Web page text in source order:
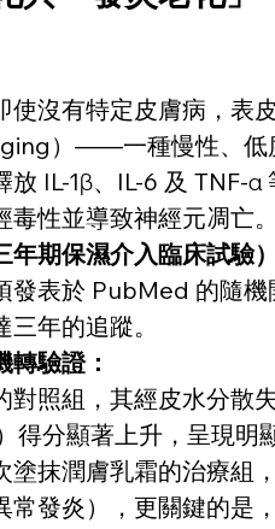
使沒有特定皮膚病，表
）——一種慢性、低
放 IL-1β、IL-6 及 TNF-
毒性並導致神經元凋亡。
年期保濕介入臨床試驗）
發表於 PubMed 的隨
三年的追蹤。
轉驗證：
對照組，其經皮水分散
得分顯著上升，呈現明
塗抹潤膚乳霜的治療組
常發炎），更關鍵的是